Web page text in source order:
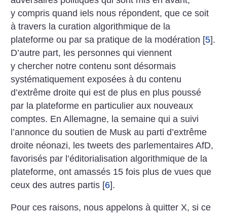
y compris quand iels nous répondent, que ce soit
à travers la curation algorithmique de la
plateforme ou par sa pratique de la modération [5].
D’autre part, les personnes qui viennent
y chercher notre contenu sont désormais
systématiquement exposées à du contenu
d’extrême droite qui est de plus en plus poussé
par la plateforme en particulier aux nouveaux
comptes. En Allemagne, la semaine qui a suivi
l’annonce du soutien de Musk au parti d’extrême
droite néonazi, les tweets des parlementaires AfD,
favorisés par l’éditorialisation algorithmique de la
plateforme, ont amassés 15 fois plus de vues que
ceux des autres partis [6].
Pour ces raisons, nous appelons à quitter X, si ce